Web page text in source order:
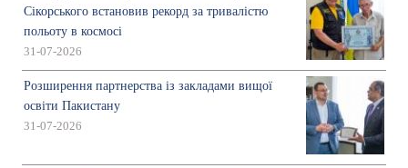
Сікорського встановив рекорд за тривалістю
польоту в космосі
31-07-2026
Розширення партнерства із закладами вищої
освіти Пакистану
31-07-2026